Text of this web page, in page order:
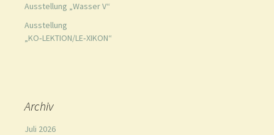
Ausstellung „Wasser V“
Ausstellung
„KO‑LEKTION/LE‑XIKON“
Archiv
Juli 2026